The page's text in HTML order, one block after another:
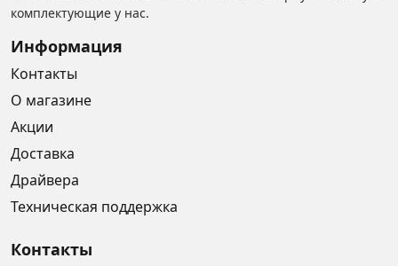
комплектующие у нас.
Информация
Контакты
О магазине
Акции
Доставка
Драйвера
Техническая поддержка
Контакты